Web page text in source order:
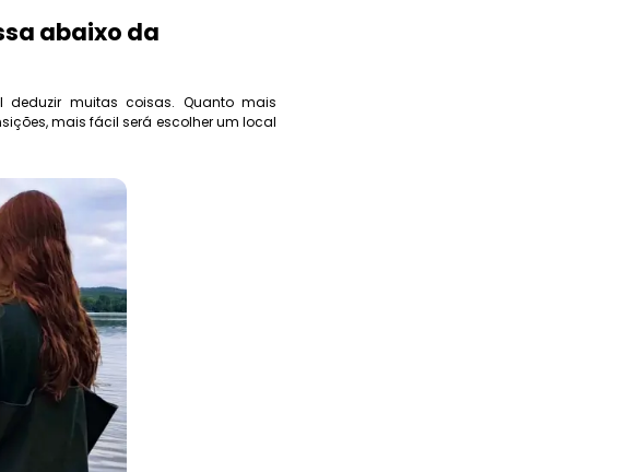
abaixo da
muitas coisas. Quanto mais
mais fácil será escolher um local